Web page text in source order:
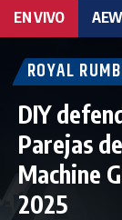
EN VIVO AEW
ROYAL
DIY
Parejas
Machine
2025